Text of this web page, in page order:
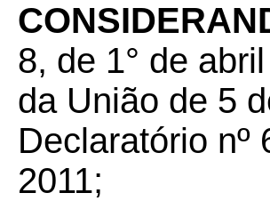
8, de 1° de
da União de 5
Declaratório nº
2011;